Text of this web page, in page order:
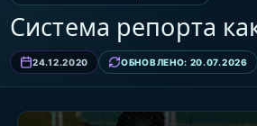
Система репорта
24.12.2020 ОБНОВЛЕНО: 20.07.2026